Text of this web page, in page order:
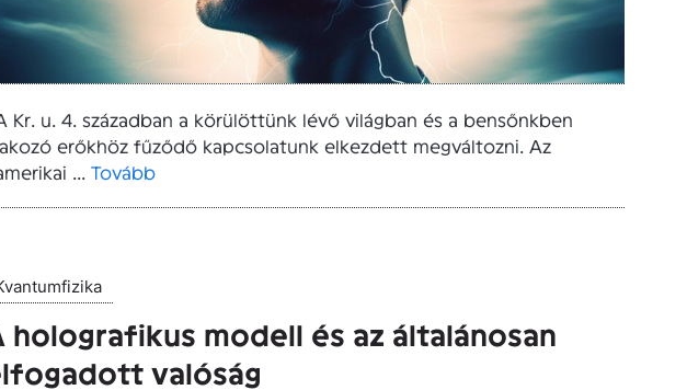
Kr. u. 4. században a körülöttünk lévő világban és a bensőnkben
erőkhöz fűződő kapcsolatunk elkezdett megváltozni. Az
... Tovább
holografikus modell és az általánosan
valóság